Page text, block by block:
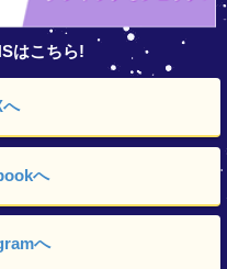
はこちら!
へ
へ
へ